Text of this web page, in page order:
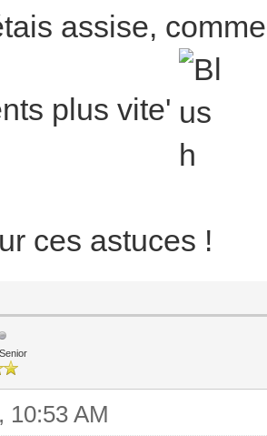
assise,
plus vite'
ces astuces !
10:53 AM